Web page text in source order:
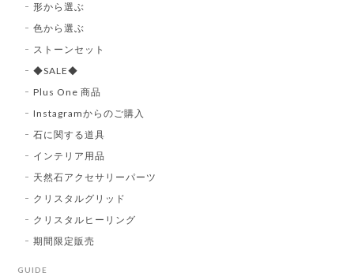
形から選ぶ
色から選ぶ
ストーンセット
◆SALE◆
Plus One 商品
Instagramからのご購入
石に関する道具
インテリア用品
天然石アクセサリーパーツ
クリスタルグリッド
クリスタルヒーリング
期間限定販売
GUIDE